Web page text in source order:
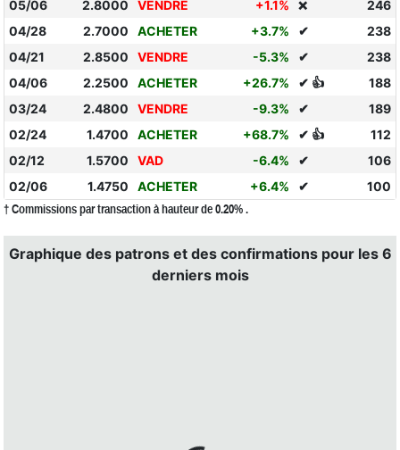
05/06
2.8000 VENDRE +1.1% ❌
246
04/28
2.7000 ACHETER +3.7% ✔
238
04/21
2.8500 VENDRE -5.3% ✔
238
04/06
2.2500 ACHETER +26.7% ✔ 👍
188
03/24
2.4800 VENDRE -9.3% ✔
189
02/24
1.4700 ACHETER +68.7% ✔ 👍
112
02/12
1.5700 VAD -6.4% ✔
106
02/06
1.4750 ACHETER +6.4% ✔ 100
† Commissions par transaction à hauteur de 0.20% .
Graphique des patrons et des confirmations pour les 6
derniers mois